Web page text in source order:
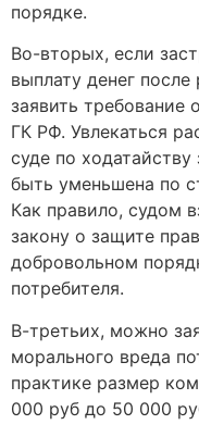
порядке.
Во-вторых, если
выплату денег
заявить требование
ГК РФ. Увлекаться
суде по
быть уменьшена по
Как правило, судом
закону о защите
добровольном
потребителя.
В-третьих, можно
морального вреда
практике размер
000 руб до 50 000